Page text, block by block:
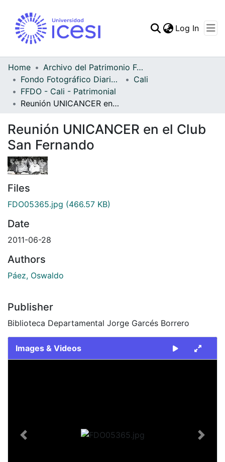
Statistics
Log In
Home
Archivo del Patrimonio Fotográfico y Fílmico del Valle del Cauca
Fondo Fotográfico Diario Occidente
Cali
FFDO - Cali - Patrimonial
Reunión UNICANCER en el Club San Fernando
Reunión UNICANCER en el Club
San Fernando
Files
FDO05365.jpg (466.57 KB)
Date
2011-06-28
Authors
Páez, Oswaldo
Publisher
Biblioteca Departamental Jorge Garcés Borrero
Images & Videos
Previous Next